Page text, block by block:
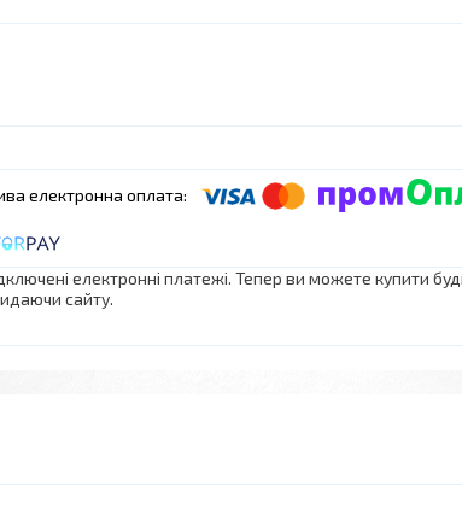
електронні платежі. Тепер ви можете купити
сайту.